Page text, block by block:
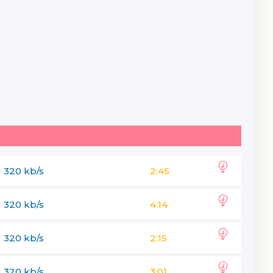
320 kb/s 2:45
320 kb/s 4:14
320 kb/s 2:15